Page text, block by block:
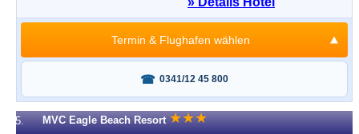
0341/12 45 800
Termin & Flughafen wählen
5. MVC Eagle Beach Resort ★★★